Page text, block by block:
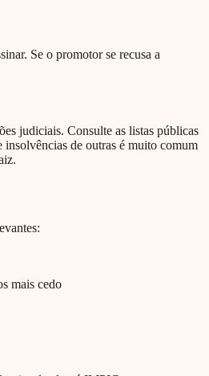
Se o promotor se recusa a
judiciais. Consulte as listas públicas
insolvências de outras é muito comum
mais cedo